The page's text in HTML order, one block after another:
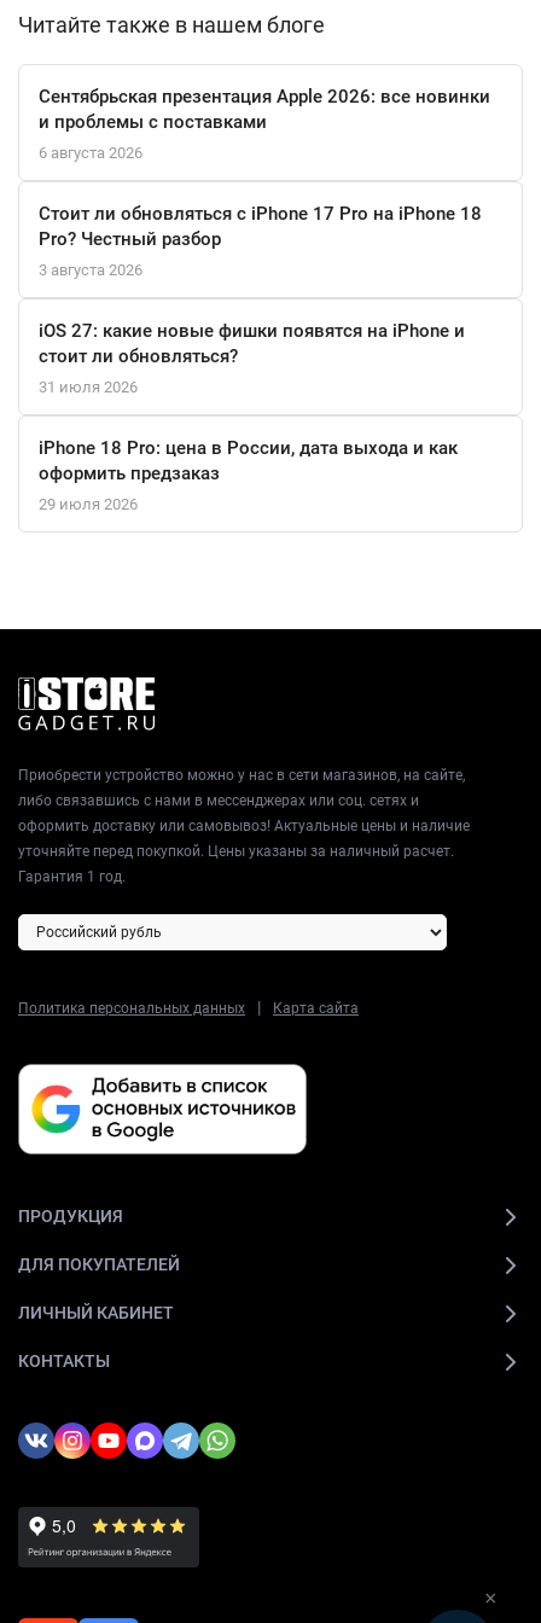
пыли, а также поддержка MagSafe обеспечивают
разблокировки.
iPhone 16 Plus 128 ГБ — это не просто телефон, это ваш
надежный помощник в повседневной жизни.
Читайте также в нашем блоге
Сентябрьская презентация Apple 2026: все новинки
и проблемы с поставками
6 августа 2026
Стоит ли обновляться с iPhone 17 Pro на iPhone 18
Pro? Честный разбор
3 августа 2026
iOS 27: какие новые фишки появятся на iPhone и
стоит ли обновляться?
31 июля 2026
iPhone 18 Pro: цена в России, дата выхода и как
оформить предзаказ
29 июля 2026
Приобрести устройство можно у нас в сети магазинов, на сайте,
либо связавшись с нами в мессенджерах или соц. сетях и
оформить доставку или самовывоз! Актуальные цены и наличие
уточняйте перед покупкой. Цены указаны за наличный расчет.
Гарантия 1 год.
Политика персональных данных | Карта сайта
ПРОДУКЦИЯ
ДЛЯ ПОКУПАТЕЛЕЙ
ЛИЧНЫЙ КАБИНЕТ
КОНТАКТЫ
×